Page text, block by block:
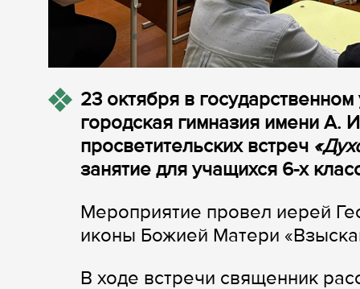
23 октября в
городская гимназия имени А.
просветительских встреч
занятие для учащихся 6-х
Мероприятие провел иерей
иконы Божией Матери
В ходе встречи священник